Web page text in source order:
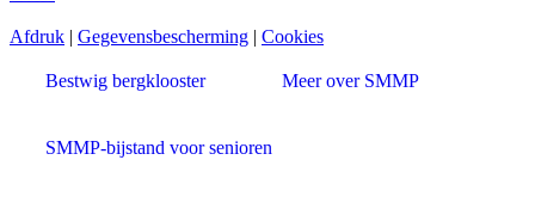
Afdruk | Gegevensbescherming | Cookies
Bestwig bergklooster Meer over SMMP
SMMP-bijstand voor senioren